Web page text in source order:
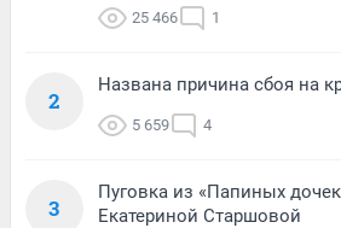
25 466 1
2
Названа причина сбоя на
5 659 4
3
Пуговка из «Папиных
Екатериной Старшовой